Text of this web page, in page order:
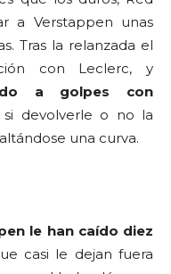
a Verstappen unas
Tras la relanzada el
con Leclerc, y
a golpes con
si devolverle o no la
una curva.
le han caído diez
casi le dejan fuera